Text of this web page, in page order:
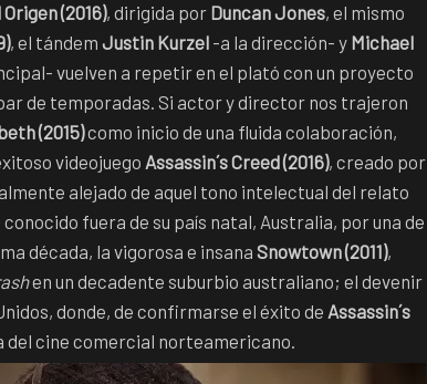
(2016), dirigida por Duncan Jones, el mismo
, el tándem Justin Kurzel -a la dirección- y Michael
vuelven a repetir en el plató con un proyecto
de temporadas. Si actor y director nos trajeron
(2015)como inicio de una fluida colaboración,
videojuego Assassin´s Creed (2016), creado por
alejado de aquel tono intelectual del relato
fuera de su país natal, Australia, por una de
década, la vigorosa e insana Snowtown (2011),
en un decadente suburbio australiano; el devenir
donde, de confirmarse el éxito de Assassin´s
del cine comercial norteamericano.